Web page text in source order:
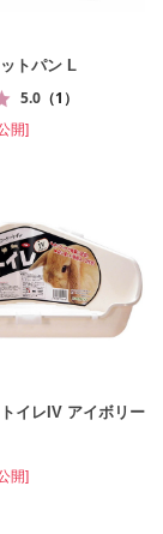
トパン L
5.0 （1）
開]
イレIV アイボリー
開]